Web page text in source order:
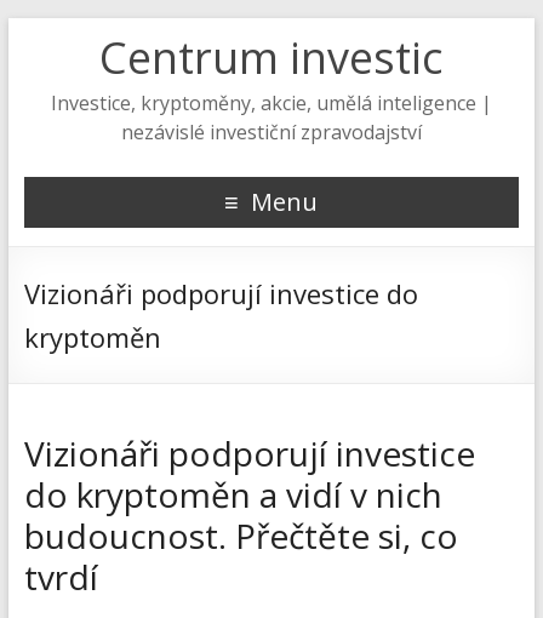
Centrum investic
Investice, kryptoměny, akcie, umělá inteligence |
nezávislé investiční zpravodajství
Menu
Vizionáři podporují investice do
kryptoměn
Vizionáři podporují investice
do kryptoměn a vidí v nich
budoucnost. Přečtěte si, co
tvrdí